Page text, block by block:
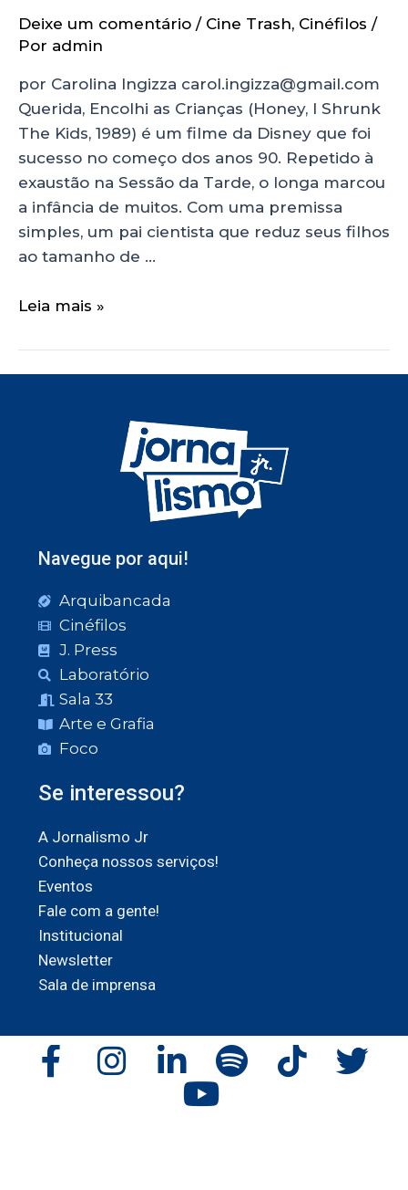
Deixe um comentário / Cine Trash, Cinéfilos /
Por admin
por Carolina Ingizza carol.ingizza@gmail.com
Querida, Encolhi as Crianças (Honey, I Shrunk
The Kids, 1989) é um filme da Disney que foi
sucesso no começo dos anos 90. Repetido à
exaustão na Sessão da Tarde, o longa marcou
a infância de muitos. Com uma premissa
simples, um pai cientista que reduz seus filhos
ao tamanho de …
Leia mais »
Navegue por aqui!
Arquibancada
Cinéfilos
J. Press
Laboratório
Sala 33
Arte e Grafia
Foco
Se interessou?
A Jornalismo Jr
Conheça nossos serviços!
Eventos
Fale com a gente!
Institucional
Newsletter
Sala de imprensa